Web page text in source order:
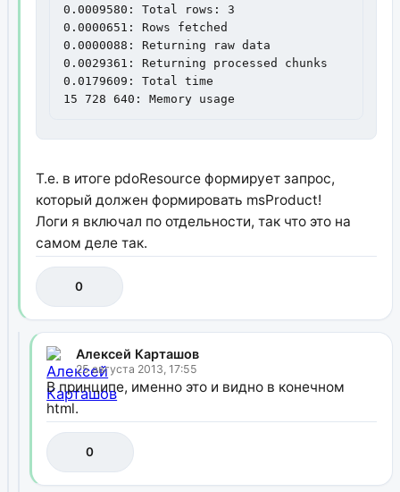
0.0009580: Total rows: 3
0.0000651: Rows fetched
0.0000088: Returning raw data
0.0029361: Returning processed chunks
0.0179609: Total time
15 728 640: Memory usage
Т.е. в итоге pdoResource формирует запрос,
который должен формировать msProduct!
Логи я включал по отдельности, так что это на
самом деле так.
0
Алексей Карташов
25 августа 2013, 17:55
В принципе, именно это и видно в конечном
html.
0